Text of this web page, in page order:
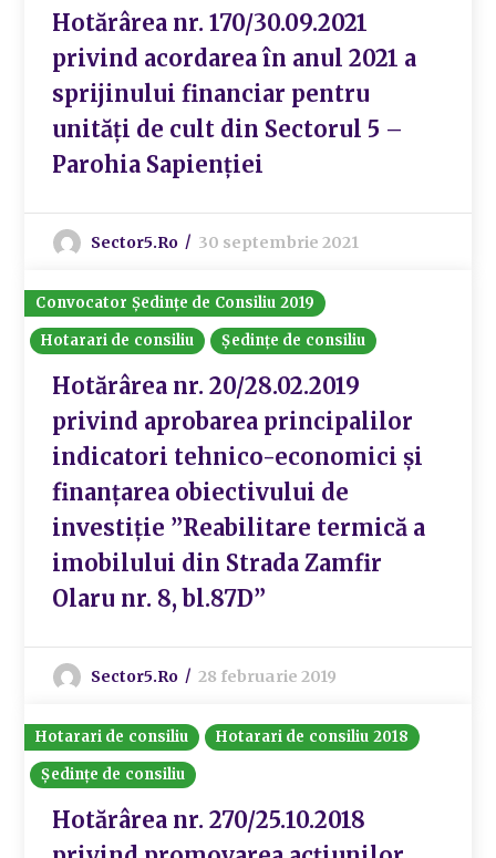
Hotărârea nr. 170/30.09.2021
privind acordarea în anul 2021 a
sprijinului financiar pentru
unități de cult din Sectorul 5 –
Parohia Sapienției
Sector5.ro 30 septembrie 2021
Convocator Ședințe de Consiliu 2019
Hotarari de consiliu
Ședințe de consiliu
Hotărârea nr. 20/28.02.2019
privind aprobarea principalilor
indicatori tehnico-economici și
finanțarea obiectivului de
investiție ”Reabilitare termică a
imobilului din Strada Zamfir
Olaru nr. 8, bl.87D”
Sector5.ro 28 februarie 2019
Hotarari de consiliu
Hotarari de consiliu 2018
Ședințe de consiliu
Hotărârea nr. 270/25.10.2018